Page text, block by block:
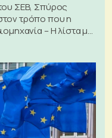
ΣΕΒ, Σπύρος
τρόπο που η
– Η λίστα με